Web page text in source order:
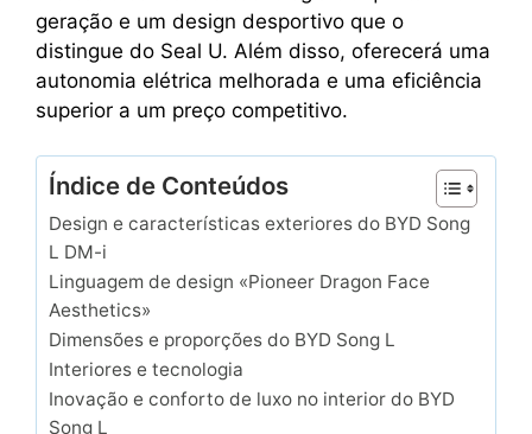
geração e um design desportivo que o
distingue do Seal U. Além disso, oferecerá uma
autonomia elétrica melhorada e uma eficiência
superior a um preço competitivo.
Índice de Conteúdos
Design e características exteriores do BYD Song
L DM-i
Linguagem de design «Pioneer Dragon Face
Aesthetics»
Dimensões e proporções do BYD Song L
Interiores e tecnologia
Inovação e conforto de luxo no interior do BYD
Song L